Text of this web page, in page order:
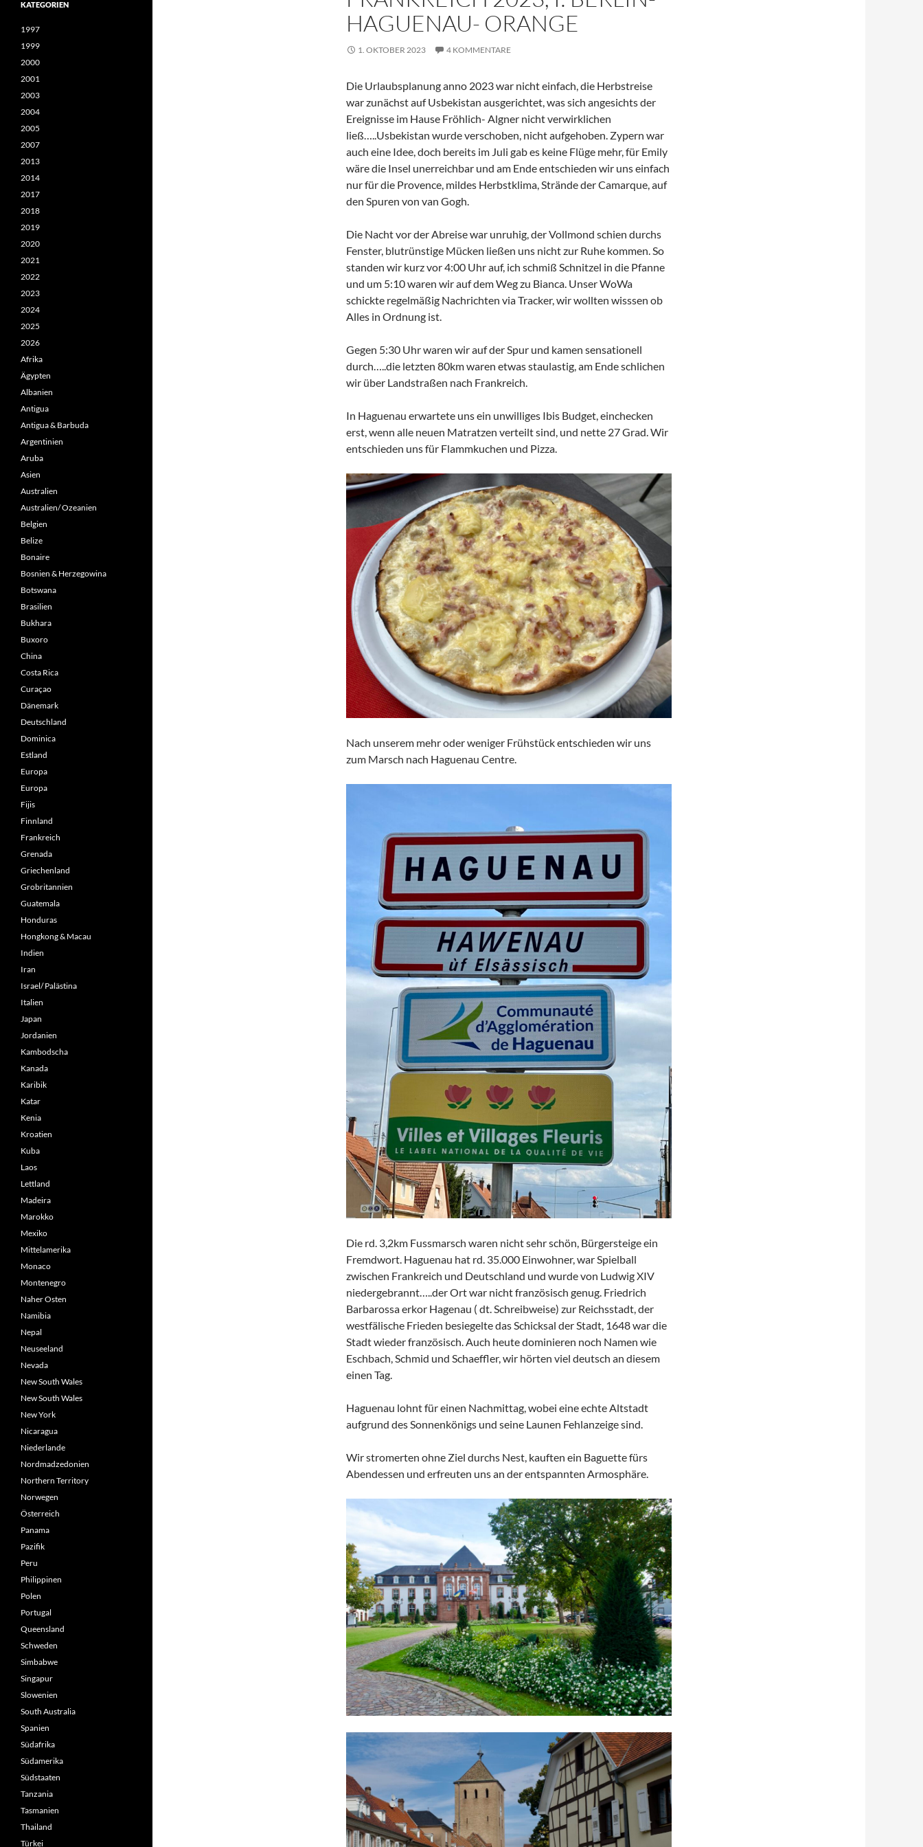
HAGUENAU- ORANGE
1. OKTOBER 2023 4 KOMMENTARE
Die Urlaubsplanung anno 2023 war nicht einfach, die Herbstreise
war zunächst auf Usbekistan ausgerichtet, was sich angesichts der
Ereignisse im Hause Fröhlich- Algner nicht verwirklichen
ließ…..Usbekistan wurde verschoben, nicht aufgehoben. Zypern war
auch eine Idee, doch bereits im Juli gab es keine Flüge mehr, für Emily
wäre die Insel unerreichbar und am Ende entschieden wir uns einfach
nur für die Provence, mildes Herbstklima, Strände der Camarque, auf
den Spuren von van Gogh.
Die Nacht vor der Abreise war unruhig, der Vollmond schien durchs
Fenster, blutrünstige Mücken ließen uns nicht zur Ruhe kommen. So
standen wir kurz vor 4:00 Uhr auf, ich schmiß Schnitzel in die Pfanne
und um 5:10 waren wir auf dem Weg zu Bianca. Unser WoWa
schickte regelmäßig Nachrichten via Tracker, wir wollten wisssen ob
Alles in Ordnung ist.
Gegen 5:30 Uhr waren wir auf der Spur und kamen sensationell
durch…..die letzten 80km waren etwas staulastig, am Ende schlichen
wir über Landstraßen nach Frankreich.
In Haguenau erwartete uns ein unwilliges Ibis Budget, einchecken
erst, wenn alle neuen Matratzen verteilt sind, und nette 27 Grad. Wir
entschieden uns für Flammkuchen und Pizza.
Nach unserem mehr oder weniger Frühstück entschieden wir uns
zum Marsch nach Haguenau Centre.
Die rd. 3,2km Fussmarsch waren nicht sehr schön, Bürgersteige ein
Fremdwort. Haguenau hat rd. 35.000 Einwohner, war Spielball
zwischen Frankreich und Deutschland und wurde von Ludwig XIV
niedergebrannt…..der Ort war nicht französisch genug. Friedrich
Barbarossa erkor Hagenau ( dt. Schreibweise) zur Reichsstadt, der
westfälische Frieden besiegelte das Schicksal der Stadt, 1648 war die
Stadt wieder französisch. Auch heute dominieren noch Namen wie
Eschbach, Schmid und Schaeffler, wir hörten viel deutsch an diesem
einen Tag.
Haguenau lohnt für einen Nachmittag, wobei eine echte Altstadt
aufgrund des Sonnenkönigs und seine Launen Fehlanzeige sind.
Wir stromerten ohne Ziel durchs Nest, kauften ein Baguette fürs
Abendessen und erfreuten uns an der entspannten Armosphäre.
KATEGORIEN
1997
1999
2000
2001
2003
2004
2005
2007
2013
2014
2017
2018
2019
2020
2021
2022
2023
2024
2025
2026
Afrika
Ägypten
Albanien
Antigua
Antigua & Barbuda
Argentinien
Aruba
Asien
Australien
Australien/ Ozeanien
Belgien
Belize
Bonaire
Bosnien & Herzegowina
Botswana
Brasilien
Bukhara
Buxoro
China
Costa Rica
Curaçao
Dänemark
Deutschland
Dominica
Estland
Europa
Europa
Fijis
Finnland
Frankreich
Grenada
Griechenland
Grobritannien
Guatemala
Honduras
Hongkong & Macau
Indien
Iran
Israel/ Palästina
Italien
Japan
Jordanien
Kambodscha
Kanada
Karibik
Katar
Kenia
Kroatien
Kuba
Laos
Lettland
Madeira
Marokko
Mexiko
Mittelamerika
Monaco
Montenegro
Naher Osten
Namibia
Nepal
Neuseeland
Nevada
New South Wales
New South Wales
New York
Nicaragua
Niederlande
Nordmadzedonien
Northern Territory
Norwegen
Österreich
Panama
Pazifik
Peru
Philippinen
Polen
Portugal
Queensland
Schweden
Simbabwe
Singapur
Slowenien
South Australia
Spanien
Südafrika
Südamerika
Südstaaten
Tanzania
Tasmanien
Thailand
Türkei